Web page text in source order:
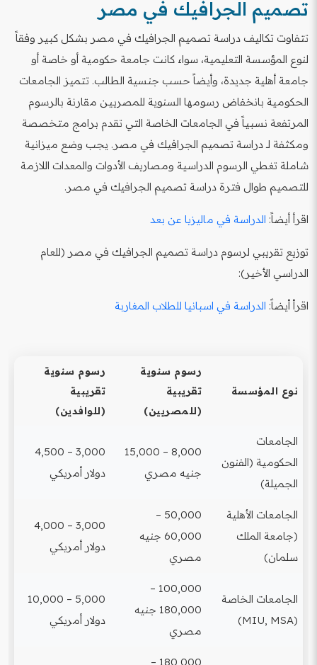
تصميم الجرافيك في مصر
تتفاوت تكاليف دراسة تصميم الجرافيك في مصر بشكل كبير وفقاً
لنوع المؤسسة التعليمية، سواء كانت جامعة حكومية أو خاصة أو
جامعة أهلية جديدة، وأيضاً حسب جنسية الطالب. تتميز الجامعات
الحكومية بانخفاض رسومها السنوية للمصريين مقارنة بالرسوم
المرتفعة نسبياً في الجامعات الخاصة التي تقدم برامج متخصصة
ومكثفة لـ دراسة تصميم الجرافيك في مصر. يجب وضع ميزانية
شاملة تغطي الرسوم الدراسية ومصاريف الأدوات والمعدات اللازمة
للتصميم طوال فترة دراسة تصميم الجرافيك في مصر.
اقرأ أيضاً: الدراسة في ماليزيا عن بعد
توزيع تقريبي لرسوم دراسة تصميم الجرافيك في مصر (للعام
الدراسي الأخير):
اقرأ أيضاً: الدراسة في اسبانيا للطلاب المغاربة
نوع المؤسسة
رسوم سنوية
تقريبية
(للمصريين)
رسوم سنوية
تقريبية
(للوافدين)
الجامعات
الحكومية (الفنون
الجميلة)
8,000 – 15,000
جنيه مصري
3,000 – 4,500
دولار أمريكي
الجامعات الأهلية
(جامعة الملك
سلمان)
50,000 –
60,000 جنيه
مصري
3,000 – 4,000
دولار أمريكي
الجامعات الخاصة
(MIU, MSA)
100,000 –
180,000 جنيه
مصري
5,000 – 10,000
دولار أمريكي
180,000 –